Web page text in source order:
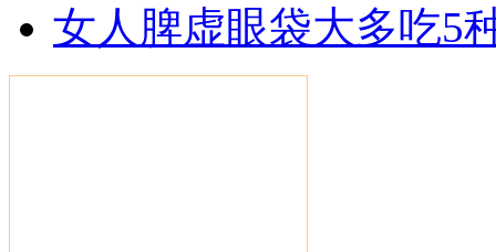
女人脾虚眼袋大多吃5